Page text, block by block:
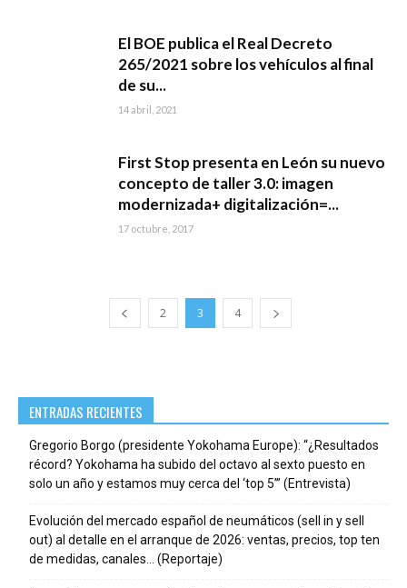
El BOE publica el Real Decreto
265/2021 sobre los vehículos al final
de su...
14 abril, 2021
First Stop presenta en León su nuevo
concepto de taller 3.0: imagen
modernizada+ digitalización=...
17 octubre, 2017
2 3 4
ENTRADAS RECIENTES
Gregorio Borgo (presidente Yokohama Europe): “¿Resultados
récord? Yokohama ha subido del octavo al sexto puesto en
solo un año y estamos muy cerca del ‘top 5’” (Entrevista)
Evolución del mercado español de neumáticos (sell in y sell
out) al detalle en el arranque de 2026: ventas, precios, top ten
de medidas, canales… (Reportaje)